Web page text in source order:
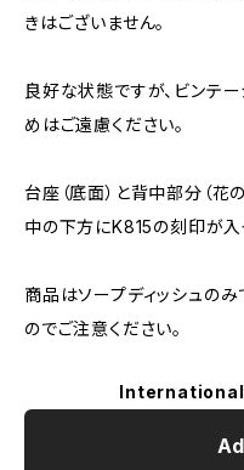
きはございません。
良好な状態ですが、ビンテ
めはご遠慮ください。
台座（底面）と背中部分（
中の下方にK815の刻印が入
商品はソープディッシュの
のでご注意ください。